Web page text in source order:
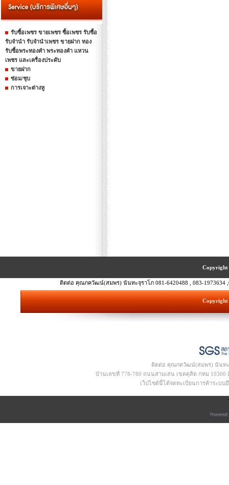
รับซื้อเพชร ขายเพชร ซื้อเพชร รับซื้อ
รับจำนำ รับจำนำเพชร ขายฝาก ทอง
รับซื้อพระทองคำ พระทองคำ แหวน
เพชร และเครื่องประดับ
ขายฝาก
ซ่อม/ชุบ
การเจาะต่างหู
Copyright
ติดต่อ คุณภควัฒน์(สมพร) นันทะจุราโภ 081-6420488 , 083-1973634
Copyright
ติดต่อ คุณภควัฒน์(สมพร) นันทะจุ
บ้านเลขที่ 778-780 ถนนสามเสน เขตดุสิต กทม 10300 อี
เว็ปไซด์นี้ได้จดทะเบียนการค้าระบบ